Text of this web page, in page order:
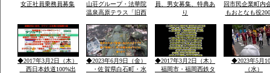
女正社員乗務員募集
山荘グループ・法華院
温泉高原テラス「旧西
ok・温泉入浴￥５０
０・併設レストラン和
洋食１０００円から２
０００・登山・研修
会・合宿全国実績多数
員、男女募集、特典あ
り
回市民企業町内
もおとなも役
出し練り歩きま
に踊り本舞台・
加で運営再開発
バンの街で
◆2017年3月2日（木）
西日本鉄道100%出
◆2023年6月9日（金）
・佐賀県白石町・水
◆2017年3月2日（木）
福岡市・福岡西鉄タ
◆2023年5月
（水）